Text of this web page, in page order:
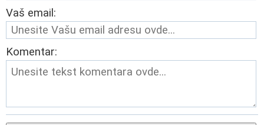
Vaš email:
Komentar: